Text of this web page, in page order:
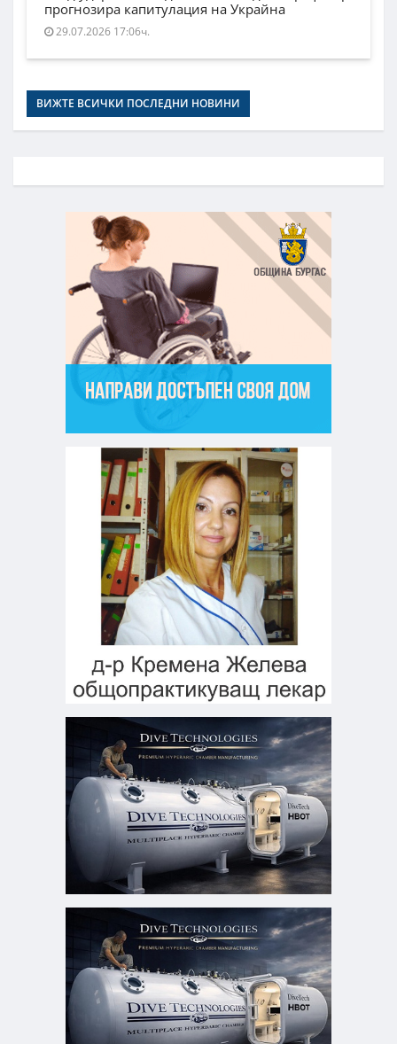
прогнозира капитулация на Украйна
29.07.2026 17:06ч.
ВИЖТЕ ВСИЧКИ ПОСЛЕДНИ НОВИНИ